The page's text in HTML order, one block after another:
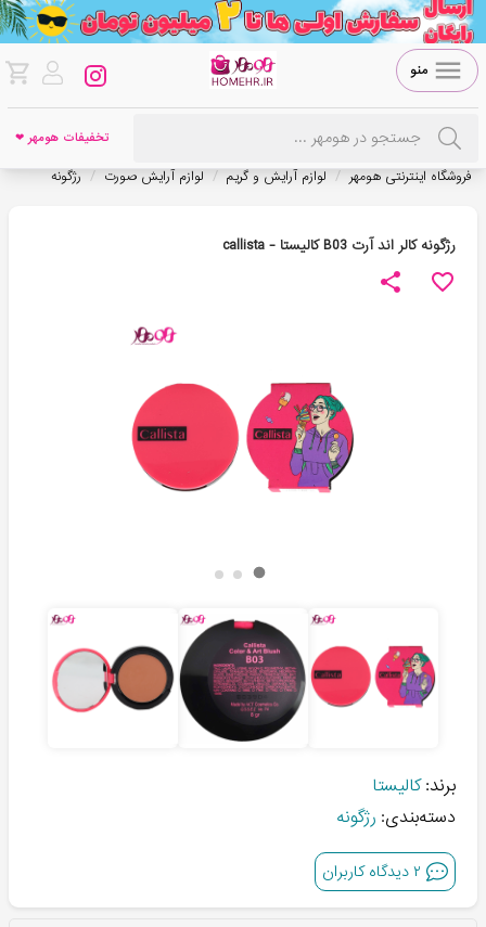
منو
تخفیفات هومهر ❤
فروشگاه اینترنتی هومهر / لوازم آرایش و گریم / لوازم آرایش صورت / رژگونه
رژگونه کالر اند آرت B03 کاليستا - callista
برند: کالیستا
دسته‌بندی: رژگونه
۲دیدگاه کاربران